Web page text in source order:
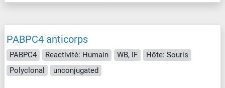
PABPC4 anticorps
PABPC4 Reactivité: Humain WB, IF
Hôte: Souris
Polyclonal
unconjugated